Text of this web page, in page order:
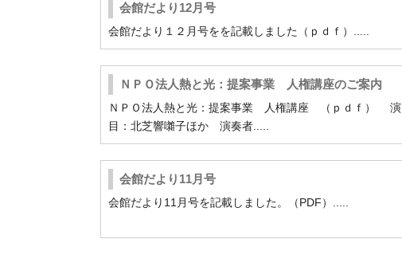
会館だより12月号
会館だより１２月号をを記載しました（ｐｄｆ）.....
ＮＰＯ法人熱と光：提案事業 人権講座のご案内
ＮＰＯ法人熱と光：提案事業 人権講座 （ｐｄｆ） 演
目：北芝響囃子ほか 演奏者.....
会館だより11月号
会館だより11月号を記載しました。（PDF）.....